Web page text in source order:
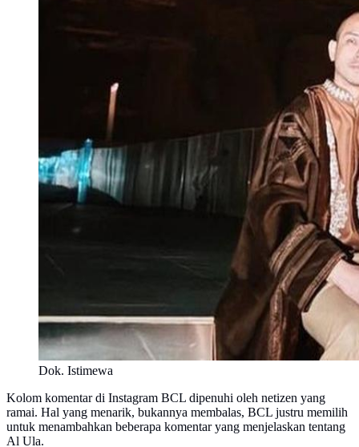
Dok. Istimewa
Kolom komentar di Instagram BCL dipenuhi oleh netizen yang
ramai. Hal yang menarik, bukannya membalas, BCL justru memilih
untuk menambahkan beberapa komentar yang menjelaskan tentang
Al Ula.